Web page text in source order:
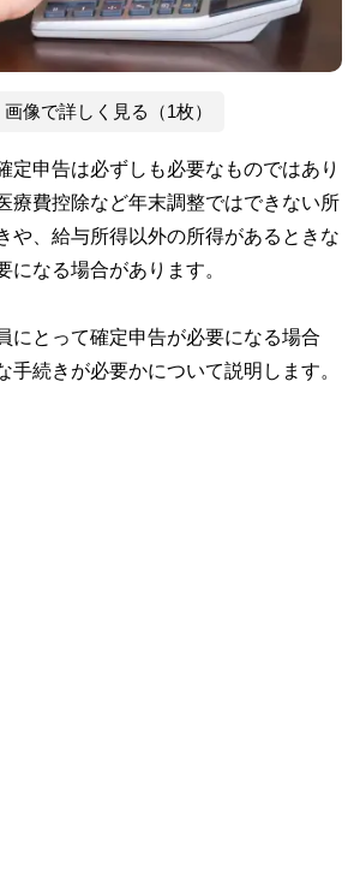
画像で詳しく見る（1枚）
定申告は必ずしも必要なものではあり
療費控除など年末調整ではできない所
や、給与所得以外の所得があるときな
になる場合があります。
にとって確定申告が必要になる場合
手続きが必要かについて説明します。